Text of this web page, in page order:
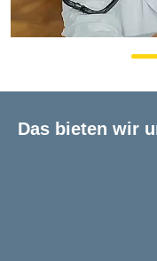
Das bieten wir